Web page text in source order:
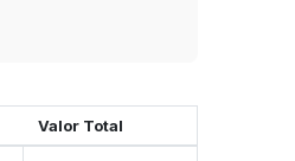
Valor Total